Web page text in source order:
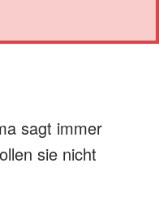
sagt immer
sie nicht